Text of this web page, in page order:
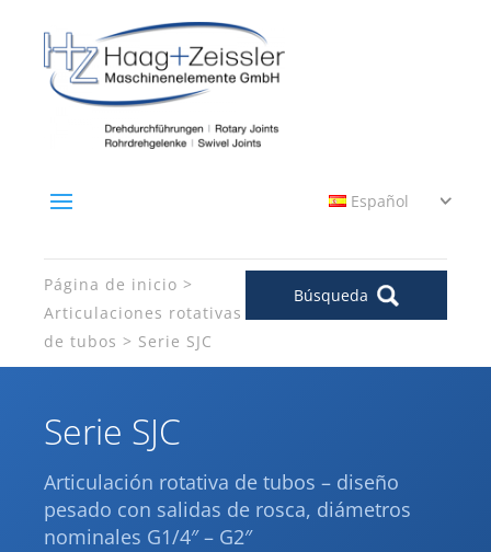
Español
Página de inicio
Articulaciones rotativas
de tubos
Serie SJC
Búsqueda
Serie SJC
Articulación rotativa de tubos – diseño
pesado con salidas de rosca, diámetros
nominales G1/4″ – G2″